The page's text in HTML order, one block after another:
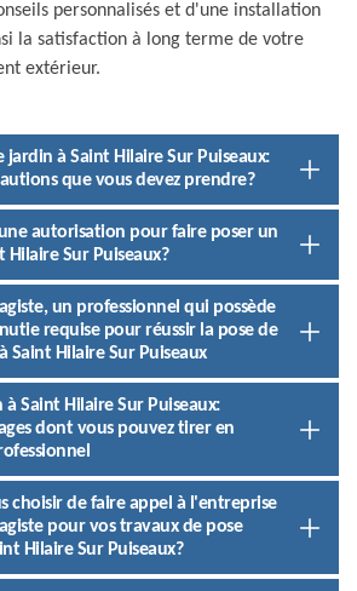
personnalisés et d'une installation
la satisfaction à long terme de votre
extérieur.
jardin à Saint Hilaire Sur Puiseaux:
que vous devez prendre?
autorisation pour faire poser un
Sur Puiseaux?
un professionnel qui possède
requise pour réussir la pose de
Hilaire Sur Puiseaux
Saint Hilaire Sur Puiseaux:
dont vous pouvez tirer en
choisir de faire appel à l'entreprise
pour vos travaux de pose
Hilaire Sur Puiseaux?